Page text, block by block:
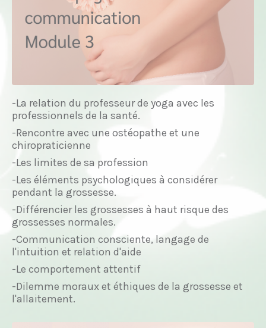
-La relation du professeur de yoga avec les
professionnels de la santé.
-Rencontre avec une ostéopathe et une
chiropraticienne
-Les limites de sa profession
-Les éléments psychologiques à considérer
pendant la grossesse.
-Différencier les grossesses à haut risque des
grossesses normales.
-Communication consciente, langage de
l'intuition et relation d'aide
-Le comportement attentif
-Dilemme moraux et éthiques de la grossesse et
l'allaitement.